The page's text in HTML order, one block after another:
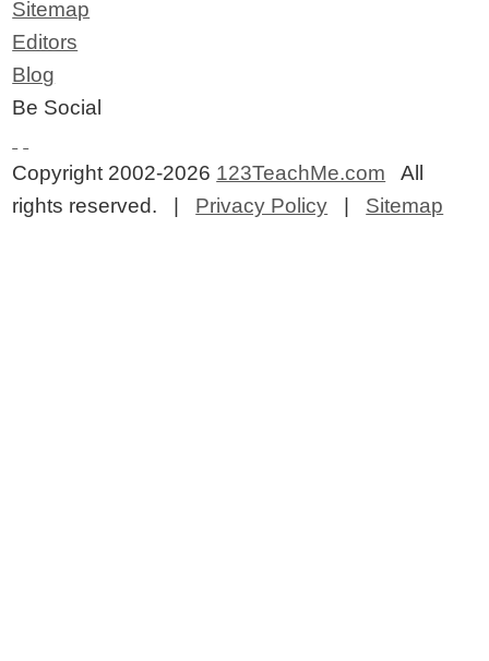
Sitemap
Editors
Blog
Be Social
Copyright 2002-2026 123TeachMe.com All
rights reserved. | Privacy Policy Sitemap